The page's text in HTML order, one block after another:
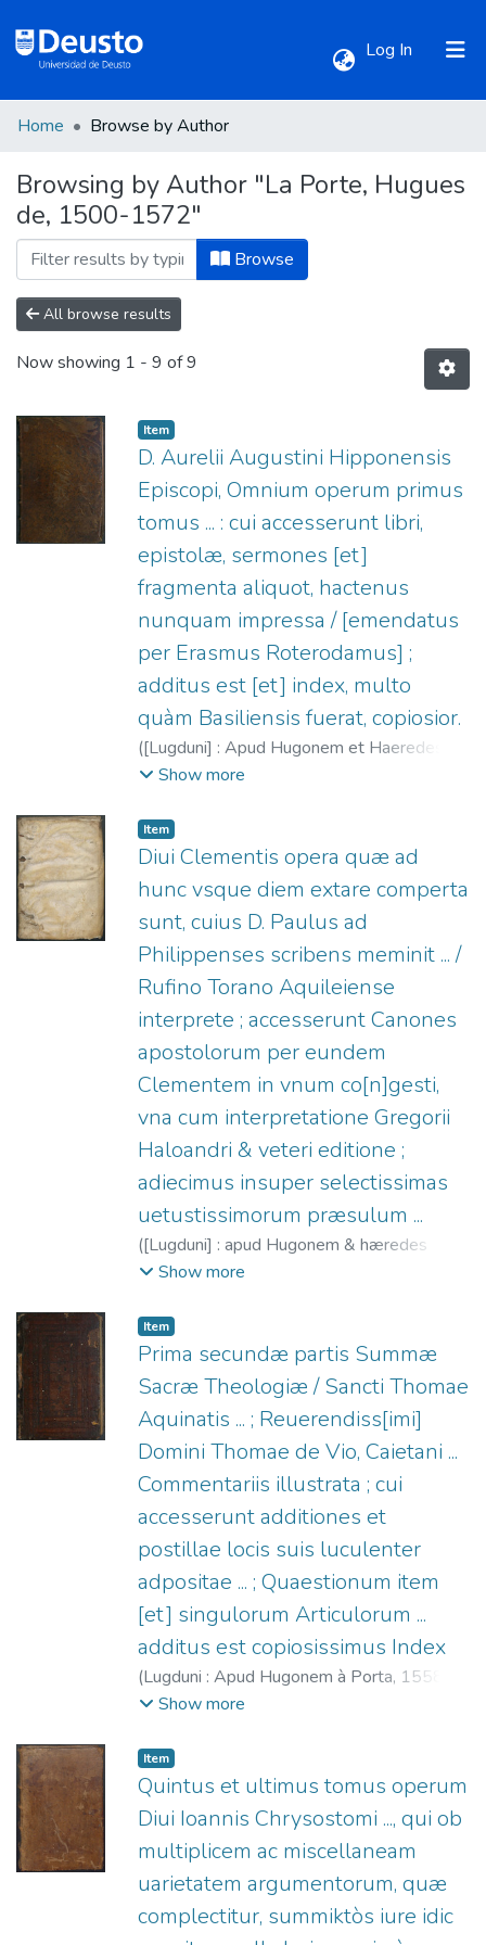
Log In (current)
All of DSpace
Home Browse by Author
Browsing by Author "La Porte, Hugues
de, 1500-1572"
Browse
All browse results
Now showing 1 - 9 of 9
Item
D. Aurelii Augustini Hipponensis
Episcopi, Omnium operum primus
tomus ... : cui accesserunt libri,
epistolæ, sermones [et]
fragmenta aliquot, hactenus
nunquam impressa / [emendatus
per Erasmus Roterodamus] ;
additus est [et] index, multo
quàm Basiliensis fuerat, copiosior.
([Lugduni] : Apud Hugonem et Haeredes
Aemonis à porta,
Hugues de, 1500-1572
de La Porte‏.
Show more
Item
Diui Clementis opera quæ ad
hunc vsque diem extare comperta
sunt, cuius D. Paulus ad
Philippenses scribens meminit ... /
Rufino Torano Aquileiense
interprete ; accesserunt Canones
apostolorum per eundem
Clementem in vnum co[n]gesti,
vna cum interpretatione Gregorii
Haloandri & veteri editione ;
adiecimus insuper selectissimas
uetustissimorum præsulum ...
([Lugduni] : apud Hugonem & hæredes
Aemonis à porta (Parisiis : excudebat Carola
Rufino de Aquilea, 345-410
Gregor, 1501-1531 ;La Porte, Hugues de,
1500-1572
Guillard, Charlotte, 1485?
-1557;Héritiers d'Aymon de La Porte
Show more
Item
Prima secundæ partis Summæ
Sacræ Theologiæ / Sancti Thomae
Aquinatis ... ; Reuerendiss[imi]
Domini Thomae de Vio, Caietani ...
Commentariis illustrata ; cui
accesserunt additiones et
postillae locis suis luculenter
adpositae ... ; Quaestionum item
[et] singulorum Articulorum ...
additus est copiosissimus Index
(Lugduni : Apud Hugonem à Porta, 1558
Tomás de Aquino, Santo, 1225?-1274
Porte, Hugues de, 1500-1572
Show more
Item
Quintus et ultimus tomus operum
Diui Ioannis Chrysostomi ..., qui ob
multiplicem ac miscellaneam
uarietatem argumentorum, quæ
complectitur, summiktòs iure idic